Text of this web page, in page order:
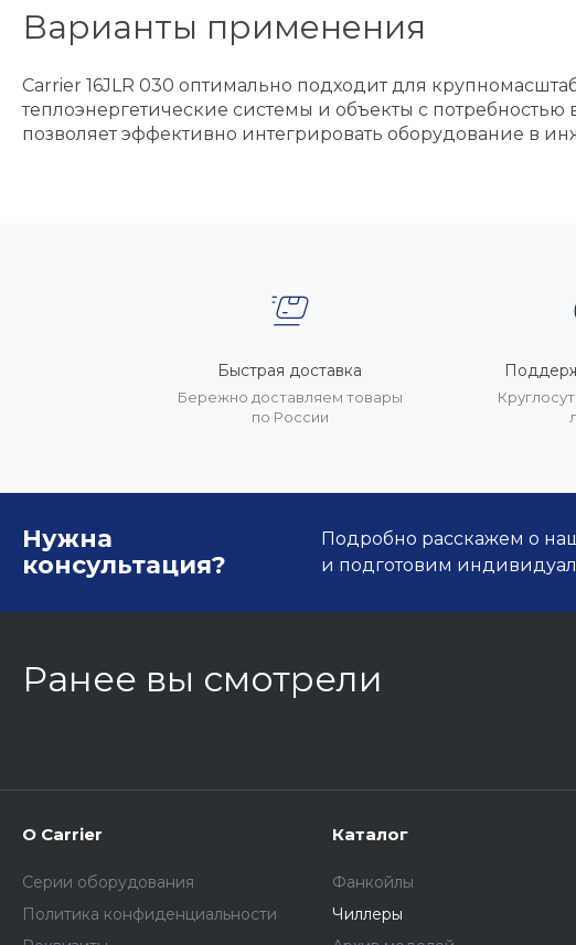
Варианты применения
Carrier 16JLR 030 оптимально подходит для
теплоэнергетические системы и объекты с
позволяет эффективно интегрировать оборудование в
Быстрая доставка
Бережно доставляем товары
по России
Нужна
консультация?
Подробно расскажем о
и подготовим
Ранее вы смотрели
О Carrier
Серии оборудования
Политика конфиденциальности
Каталог
Фанкойлы
Чиллеры